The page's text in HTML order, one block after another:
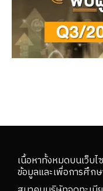
เนื้อหาทั้งหมดบนเว็บ
ข้อมูลและเพื่อการศึก